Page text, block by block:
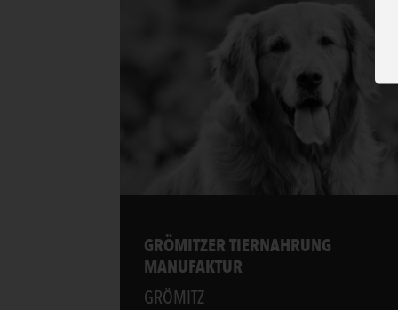
GRÖMITZER TIERNAHRUNG
MANUFAKTUR
GRÖMITZ